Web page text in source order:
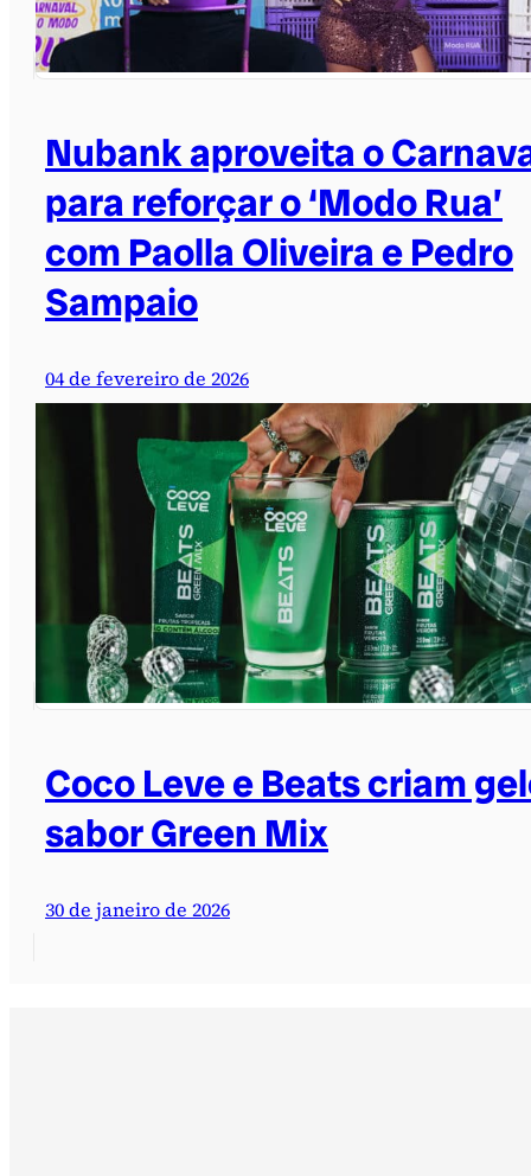
Nubank aproveita o
para reforçar o ‘Modo Rua’
com Paolla Oliveira e Pedro
Sampaio
04 de fevereiro de 2026
Coco Leve e Beats criam
sabor Green Mix
30 de janeiro de 2026